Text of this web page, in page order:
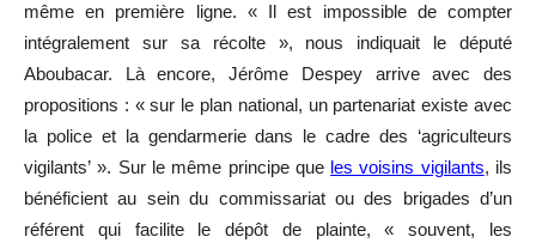
même en première ligne. « Il est impossible de compter
intégralement sur sa récolte », nous indiquait le député
Aboubacar. Là encore, Jérôme Despey arrive avec des
propositions : « sur le plan national, un partenariat existe avec
la police et la gendarmerie dans le cadre des ‘agriculteurs
vigilants’ ». Sur le même principe que les voisins vigilants, ils
bénéficient au sein du commissariat ou des brigades d’un
référent qui facilite le dépôt de plainte, « souvent, les